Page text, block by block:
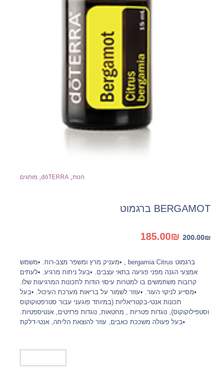
חנות,
dōTERRA
, מותגים
BERGAMOT ברגמוט
200.00₪
המחיר
200.00₪.
185.00₪
185.00₪.
ברגמוט bergamia Citrus , •מעניק מרץ ומשפר מצב-רוח. •משמש
אמצעי הגנה מפני פגיעה בתאי עצבים. •בעל ניחוח מרגיע. •לעתים
קרובות משתמשים בו למטרות עיסוי הודות לתכונות המרגיעות שלו.
•מסייע לניקוי העור. •עוזר לשמור על בריאות מערכת העיכול. •בעל
תכונות אנטי-בקטריאליות (במיוחד פוגעני עבור סטרפטוקוקוס
וסטפילוקוקוס), נוגדות פטריות , מחטאות, נוגדות פרזיטים, אנטיספטיות.
•בעל פעולה משככת כאבים, עוזר להוצאת הליחה, אנטי-דלקת